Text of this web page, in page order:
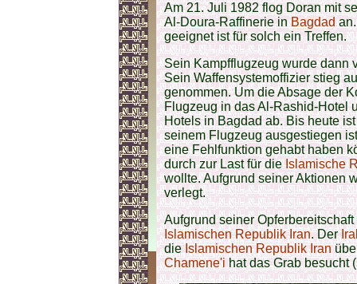
Am 21. Juli 1982 flog Doran mit
Al-Doura-Raffinerie inBagdadan.
geeignet ist für solch ein Treffen.
Sein Kampfflugzeug wurde dann
Sein Waffensystemoffizier stieg
genommen. Um die Absage der
Flugzeug in das Al-Rashid-Hotel
Hotels in Bagdad ab. Bis heute
seinem Flugzeug ausgestiegen
eine Fehlfunktion gehabt haben
durch zur Last für dieIslamische
wollte. Aufgrund seiner Aktionen
verlegt.
Aufgrund seiner
Islamischen Republik Iran. Der
dieIslamischen Republik Iran
Chamene'i hat das Grab besucht